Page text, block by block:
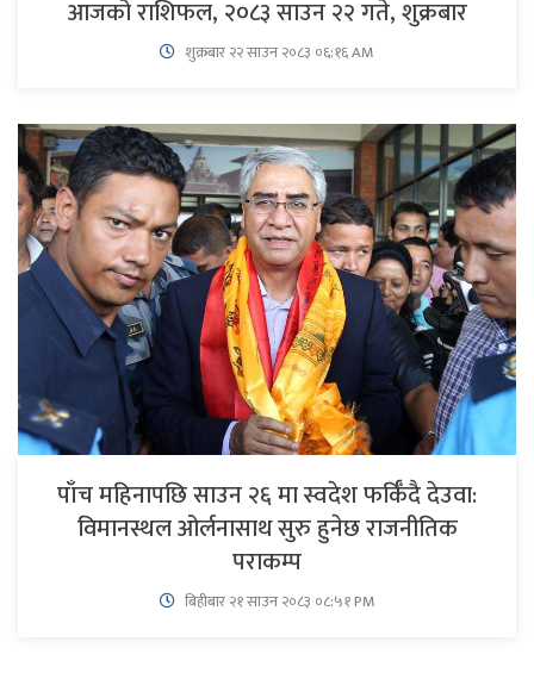
आजको राशिफल, २०८३ साउन २२ गते, शुक्रबार
शुक्रबार​ २२ साउन २०८३ ०६:१६ AM
पाँच महिनापछि साउन २६ मा स्वदेश फर्किँदै देउवा:
विमानस्थल ओर्लनासाथ सुरु हुनेछ राजनीतिक
पराकम्प
बिहीबार २१ साउन २०८३ ०८:५१ PM